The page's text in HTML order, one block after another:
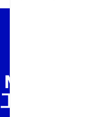
扩展未来
MIMO和
工业生态系